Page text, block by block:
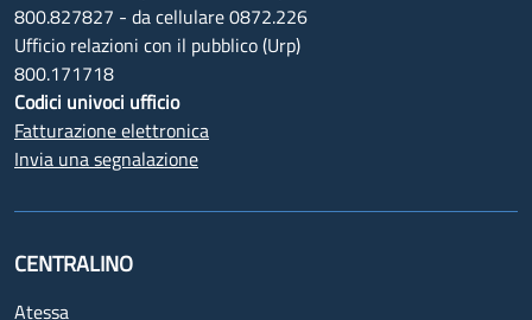
800.827827 - da cellulare 0872.226
Ufficio relazioni con il pubblico (Urp)
800.171718
Codici univoci ufficio
Fatturazione elettronica
Invia una segnalazione
CENTRALINO
Atessa